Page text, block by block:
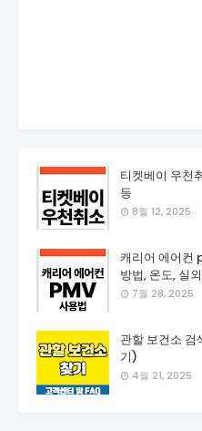
티켓베이 우천
등
8월 12, 2025
캐리어 에어컨
방법, 온도, 실
7월 28, 2025
관할 보건소
기)
4월 21, 2025